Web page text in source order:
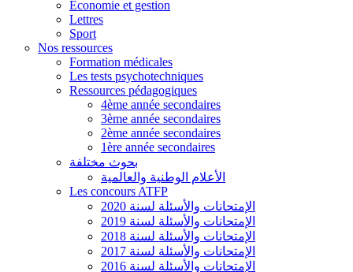
Economie et gestion
Lettres
Sport
Nos ressources
Formation médicales
Les tests psychotechniques
Ressources pédagogiques
4ème année secondaires
3ème année secondaires
2ème année secondaires
1ère année secondaires
بحوث مختلفة
الأعلام الوطنية والعالمية
Les concours ATFP
الإمتحانات والأسئلة لسنة 2020
الإمتحانات والأسئلة لسنة 2019
الإمتحانات والأسئلة لسنة 2018
الإمتحانات والأسئلة لسنة 2017
الإمتحانات والأسئلة لسنة 2016